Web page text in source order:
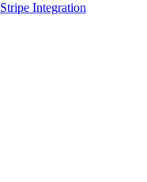
Stripe Integration